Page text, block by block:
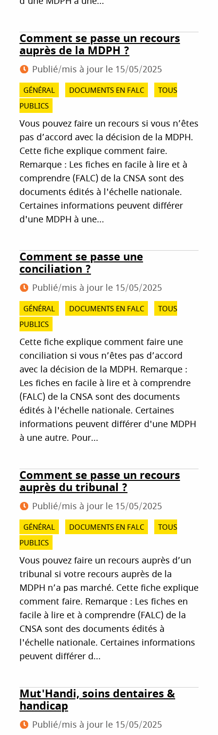
Comment se passe un recours
auprès de la MDPH ?
Publié/mis à jour le 15/05/2025
GÉNÉRAL DOCUMENTS EN FALC
TOUS
PUBLICS
Vous pouvez faire un recours si vous n’êtes
pas d’accord avec la décision de la MDPH.
Cette fiche explique comment faire.
Remarque : Les fiches en facile à lire et à
comprendre (FALC) de la CNSA sont des
documents édités à l'échelle nationale.
Certaines informations peuvent différer
d'une MDPH à une...
Comment se passe une
conciliation ?
Publié/mis à jour le 15/05/2025
GÉNÉRAL DOCUMENTS EN FALC
TOUS
PUBLICS
Cette fiche explique comment faire une
conciliation si vous n’êtes pas d’accord
avec la décision de la MDPH. Remarque :
Les fiches en facile à lire et à comprendre
(FALC) de la CNSA sont des documents
édités à l'échelle nationale. Certaines
informations peuvent différer d'une MDPH
à une autre. Pour...
Comment se passe un recours
auprès du tribunal ?
Publié/mis à jour le 15/05/2025
GÉNÉRAL DOCUMENTS EN FALC
TOUS
PUBLICS
Vous pouvez faire un recours auprès d’un
tribunal si votre recours auprès de la
MDPH n’a pas marché. Cette fiche explique
comment faire. Remarque : Les fiches en
facile à lire et à comprendre (FALC) de la
CNSA sont des documents édités à
l'échelle nationale. Certaines informations
peuvent différer d...
Mut'Handi, soins dentaires &
handicap
Publié/mis à jour le 15/05/2025